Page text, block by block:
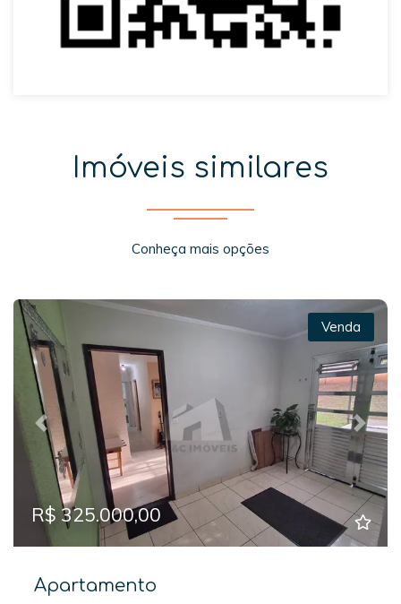
Imóveis similares
Conheça mais opções
Previous Next
Venda
R$ 325.000,00
Apartamento